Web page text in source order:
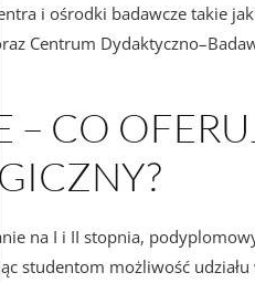
i ośrodki badawcze takie
Centrum
– CO
na I i II stopnia,
studentom możliwość